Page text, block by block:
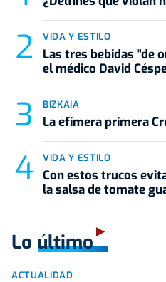
VIDA Y ESTILO
Las tres bebidas "de
el médico David
BIZKAIA
La efímera primera
VIDA Y ESTILO
Con estos trucos
la salsa de tomate
Lo último
ACTUALIDAD